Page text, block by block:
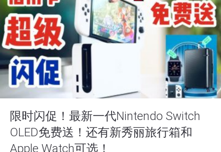
限时闪促！最新一代Nintendo Switch
OLED免费送！还有新秀丽旅行箱和
Apple Watch可选！